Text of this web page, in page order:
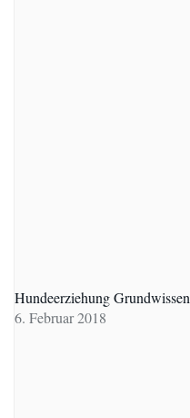
Hundeerziehung Grundwissen
6. Februar 2018